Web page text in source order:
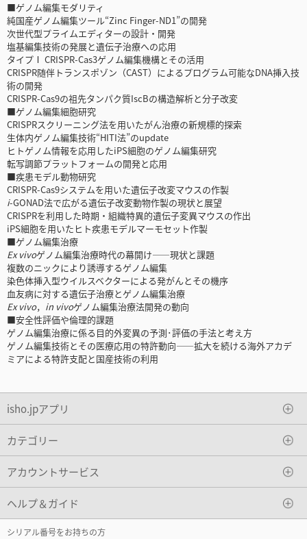
■ゲノム編集モダリティ
純国産ゲノム編集ツール“Zinc Finger-ND1”の開発
次世代型プライムエディターの設計・開発
塩基編集技術の発展と遺伝子治療への応用
タイプⅠ CRISPR-Cas3ゲノム編集機構とその活用
CRISPR随伴トランスポゾン（CAST）によるプログラム可能なDNA挿入技
術の開発
CRISPR-Cas9の祖先タンパク質IscBの構造解析と分子改変
■ゲノム編集細胞研究
CRISPRスクリーニング法を用いたがん治療の新規標的探索
生体内ゲノム編集技術“HITI法”のupdate
ヒトゲノム情報を応用したiPS細胞のゲノム編集研究
転写調節プラットフォームの開発と応用
■疾患モデル動物研究
CRISPR-Cas9システムを用いた遺伝子改変マウスの作製
i-GONAD法で広がる遺伝子改変動物作製の現状と展望
CRISPRを利用した時期・組織特異的遺伝子変異マウスの作出
iPS細胞を用いたヒト疾患モデルマーモセット作製
■ゲノム編集治療
Ex vivoゲノム編集治療時代の幕開け――現状と課題
複数のニックにより誘導するゲノム編集
染色体挿入型ウイルスベクターによる発がんとその機序
血友病に対する遺伝子治療とゲノム編集治療
Ex vivo， in vivoゲノム編集治療法開発の動向
■安全性評価や倫理的課題
ゲノム編集治療に係る目的外変異の予測･評価の手法と考え方
ゲノム編集技術とその医療応用の特許動向――拡大を続ける海外アカデ
ミアによる特許支配と国産技術の利用
isho.jpアプリ
カテゴリー
アカウントサービス
ヘルプ＆ガイド
シリアル番号をお持ちの方